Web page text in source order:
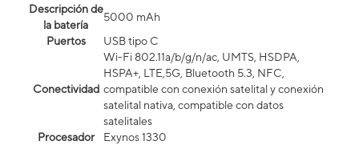
Descripción de
la batería
5000 mAh
Puertos
USB tipo C
Conectividad
Wi-Fi 802.11a/b/g/n/ac, UMTS, HSDPA,
HSPA+, LTE,5G, Bluetooth 5.3, NFC,
compatible con conexión satelital y conexión
satelital nativa, compatible con datos
satelitales
Procesador
Exynos 1330